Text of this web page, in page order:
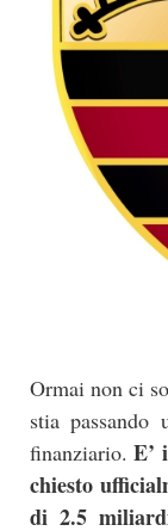
Ormai non ci
stia
finanziario.E’
chiesto
di 2.5